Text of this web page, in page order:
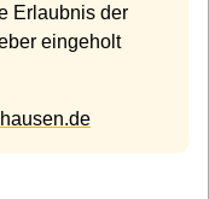
Erlaubnis der
eingeholt